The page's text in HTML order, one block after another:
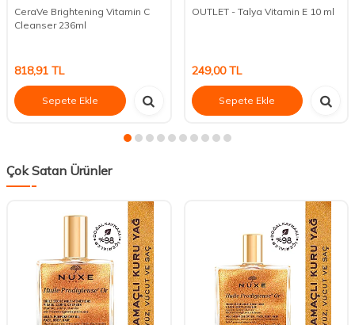
CeraVe Brightening Vitamin C
Cleanser 236ml
818,91 TL
Sepete Ekle
OUTLET - Talya Vitamin E 10 ml
249,00TL
Sepete Ekle
Çok Satan Ürünler